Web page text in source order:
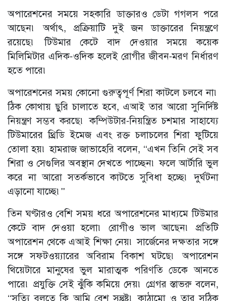
অপারেশনের সময়ে সহকারি ডাক্তারও ডেটা গগলস পরে
আছেন৷ অর্থাৎ, প্রক্রিয়াটি দুই জন ডাক্তারের নিয়ন্ত্রণে
রয়েছে৷ টিউমার কেটে বাদ দেওয়ার সময়ে কয়েক
মিলিমিটার এদিক-ওদিক হলেই রোগীর জীবন-মরণ নির্ধারণ
হতে পারে৷
অপারেশনের সময় কোনো গুরুত্বপূর্ণ শিরা কাটলে চলবে না৷
ঠিক কোথায় ছুরি চালাতে হবে, এআই তার আরো সুনির্দিষ্ট
নিয়ন্ত্রণ সম্ভব করছে৷ কম্পিউটার-নিয়ন্ত্রিত চশমার সাহায্যে
টিউমারের থ্রিডি ইমেজ এবং রক্ত চলাচলের শিরা ফুটিয়ে
তোলা হয়৷ হামরাজ জাভাহেরি বলেন, ‘‘এখন তিনি সেই সব
শিরা ও সেগুলির অবস্থান দেখতে পাচ্ছেন৷ ফলে আর্টারি ভুল
করে না আরো সতর্কভাবে কাটতে সুবিধা হচ্ছে৷ দুর্ঘটনা
এড়ানো যাচ্ছে৷''
তিন ঘণ্টারও বেশি সময় ধরে অপারেশনের মাধ্যমে টিউমার
কেটে বাদ দেওয়া হলো৷ রোগীও ভাল আছেন৷ প্রতিটি
অপারেশন থেকে এআই শিক্ষা নেয়৷ সার্জেনের দক্ষতার সঙ্গে
সঙ্গে সফটওয়্যারের অবিরাম বিকাশ ঘটছে৷ অপারেশন
থিয়েটারে মানুষের ভুল মারাত্মক পরিণতি ডেকে আনতে
পারে৷ প্রযুক্তি সেই ঝুঁকি কমিয়ে দেয়৷ গ্রেগর স্তাভরু বলেন,
‘‘সত্যি বলতে কি আমি বেশ সন্তুষ্ট৷ কাঠামো ও তার সঠিক